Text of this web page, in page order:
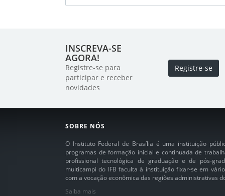
INSCREVA-SE
AGORA!
Registre-se para
participar e receber
novidades
Registre-se
SOBRE NÓS
O Instituto Federal de Brasília é uma instituição
programas de formação inicial e continuada de
profissional tecnológica de graduação e de pós-
multicampi do IFB faculta à instituição fixar-se em
com a vocação econômica das regiões administrativas
Saiba mais